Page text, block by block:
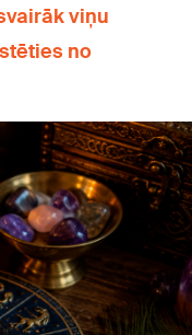
viņu
no